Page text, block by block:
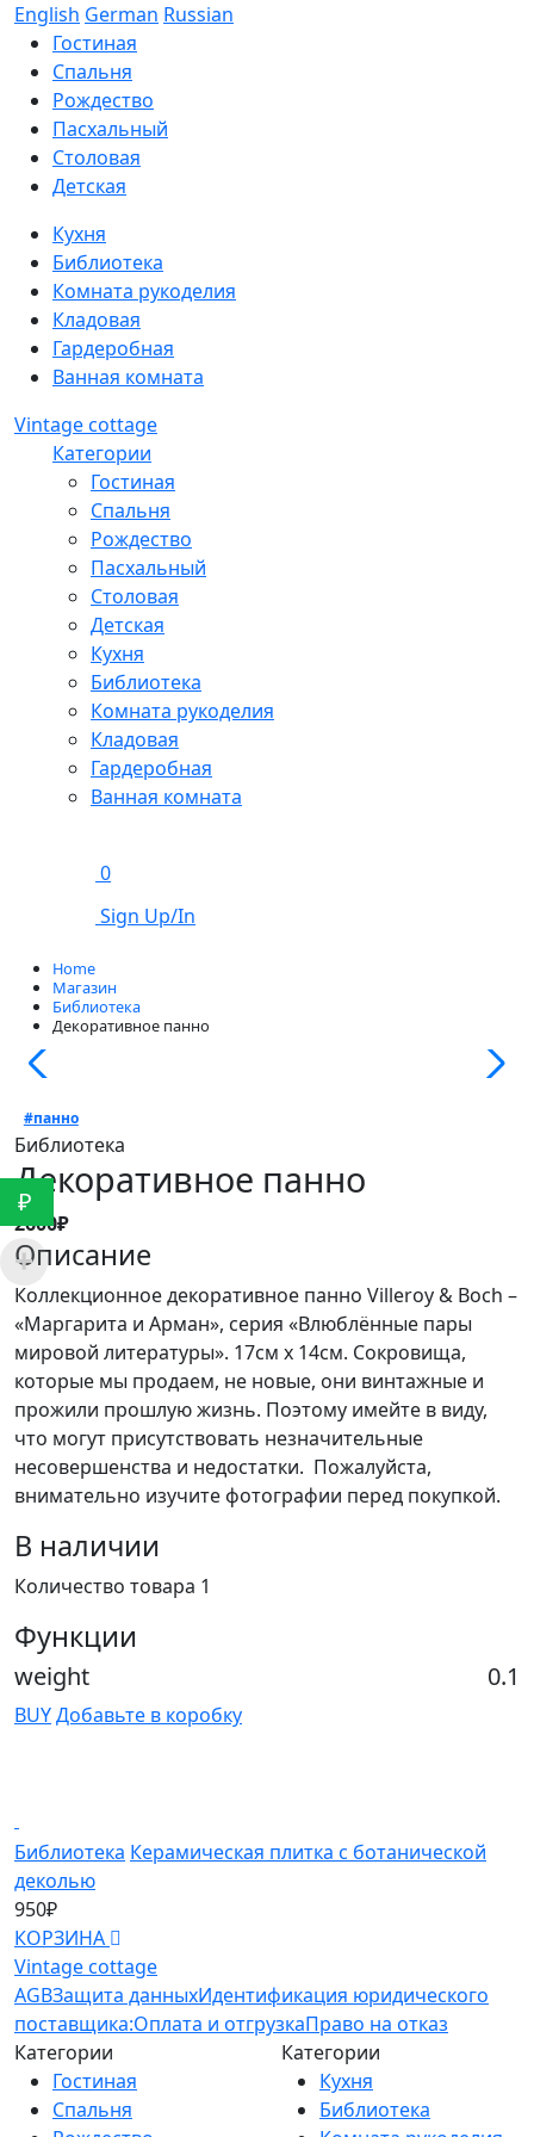
English German Russian
Гостиная
Спальня
Рождество
Пасхальный
Столовая
Детская
Кухня
Библиотека
Комната рукоделия
Кладовая
Гардеробная
Ванная комната
Vintage cottage
Категории
Гостиная
Спальня
Рождество
Пасхальный
Столовая
Детская
Кухня
Библиотека
Комната рукоделия
Кладовая
Гардеробная
Ванная комната
0
Sign Up/In
Home
Магазин
Библиотека
Декоративное панно
#панно
Библиотека
Декоративное панно
2600₽
Описание
Коллекционное декоративное панно Villeroy & Boch –
«Маргарита и Арман», серия «Влюблённые пары
мировой литературы». 17см х 14см. Сокровища,
которые мы продаем, не новые, они винтажные и
прожили прошлую жизнь. Поэтому имейте в виду,
что могут присутствовать незначительные
несовершенства и недостатки. Пожалуйста,
внимательно изучите фотографии перед покупкой.
В наличии
Количество товара 1
Функции
weight 0.1
BUYДобавьте в коробку
Библиотека Керамическая плитка с ботанической
деколью
950₽
КОРЗИНА
Vintage cottage
AGBЗащита данныхИдентификация юридического
поставщика:Оплата и отгрузкаПраво на отказ
Категории
Гостиная
Спальня
Категории
Кухня
Библиотека
₽